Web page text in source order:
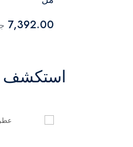
7,392.00
استكشف